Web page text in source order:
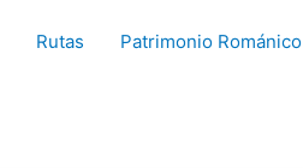
Rutas Patrimonio Románico